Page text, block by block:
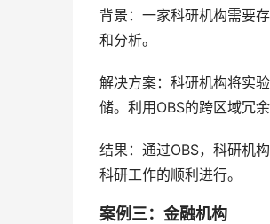
背景：一家科研机构需要
和分析。
解决方案：科研机构将实
储。利用OBS的跨区域冗
结果：通过OBS，科研机
科研工作的顺利进行。
案例三：金融机构